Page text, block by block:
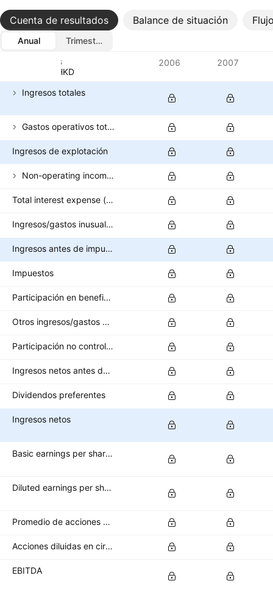
Cuenta de resultados Balance de situación
Anual
Trimestral
Métricas
Divisa: HKD
2006 2007
Ingresos totales
Gastos operativos totales
Ingresos de explotación
Non-operating income (excl. interest expenses)
Total interest expense (banks)
Ingresos/gastos inusuales
Ingresos antes de impuestos
Impuestos
Participación en beneficios
Otros ingresos/gastos después de impuestos
Participación no controladora/interés minoritario
Ingresos netos antes de operaciones interrumpidas
Dividendos preferentes
Ingresos netos
Basic earnings per share (basic EPS)
Diluted earnings per share (diluted EPS)
Promedio de acciones básicas en circulación
Acciones diluidas en circulación
EBITDA